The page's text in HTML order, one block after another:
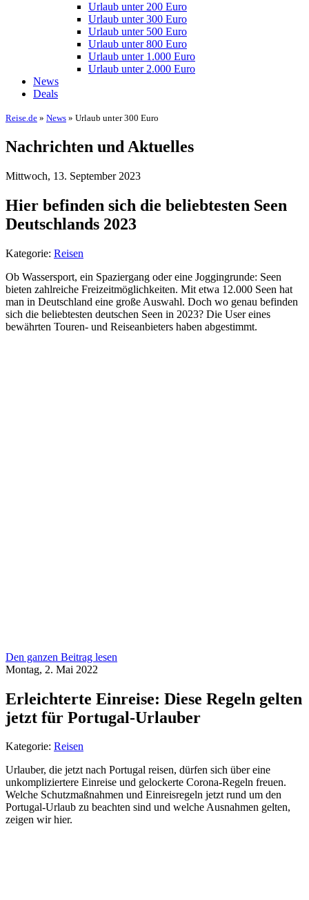
Urlaub unter 200 Euro
Urlaub unter 300 Euro
Urlaub unter 500 Euro
Urlaub unter 800 Euro
Urlaub unter 1.000 Euro
Urlaub unter 2.000 Euro
News
Deals
Reise.de » News » Urlaub unter 300 Euro
Nachrichten und Aktuelles
Mittwoch, 13. September 2023
Hier befinden sich die beliebtesten Seen
Deutschlands 2023
Kategorie: Reisen
Ob Wassersport, ein Spaziergang oder eine Joggingrunde: Seen
bieten zahlreiche Freizeitmöglichkeiten. Mit etwa 12.000 Seen hat
man in Deutschland eine große Auswahl. Doch wo genau befinden
sich die beliebtesten deutschen Seen in 2023? Die User eines
bewährten Touren- und Reiseanbieters haben abgestimmt.
Den ganzen Beitrag lesen
Montag, 2. Mai 2022
Erleichterte Einreise: Diese Regeln gelten
jetzt für Portugal-Urlauber
Kategorie: Reisen
Urlauber, die jetzt nach Portugal reisen, dürfen sich über eine
unkompliziertere Einreise und gelockerte Corona-Regeln freuen.
Welche Schutzmaßnahmen und Einreisregeln jetzt rund um den
Portugal-Urlaub zu beachten sind und welche Ausnahmen gelten,
zeigen wir hier.